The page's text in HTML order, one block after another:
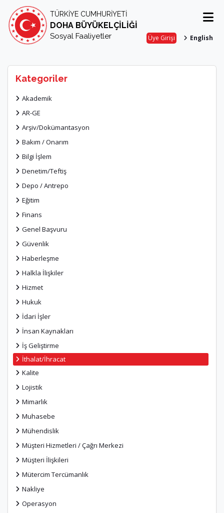
TÜRKİYE CUMHURİYETİ
DOHA BÜYÜKELÇİLİĞİ
Sosyal Faaliyetler Üye Girişi English
Kategoriler
Akademik
AR-GE
Arşiv/Dokümantasyon
Bakım / Onarım
Bilgi İşlem
Denetim/Teftiş
Depo / Antrepo
Eğitim
Finans
Genel Başvuru
Güvenlik
Haberleşme
Halkla İlişkiler
Hizmet
Hukuk
İdari İşler
İnsan Kaynakları
İş Geliştirme
İthalat/İhracat
Kalite
Lojistik
Mimarlık
Muhasebe
Mühendislik
Müşteri Hizmetleri / Çağrı Merkezi
Müşteri İlişkileri
Mütercim Tercümanlık
Nakliye
Operasyon